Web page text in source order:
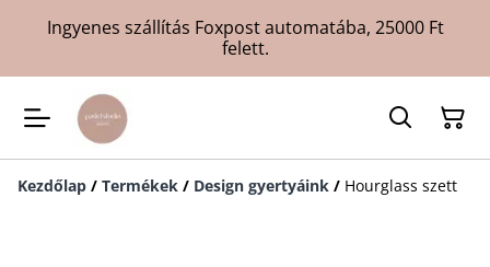
Ingyenes szállítás Foxpost automatába, 25000 Ft
felett.
Kezdőlap / Termékek / Design gyertyáink / Hourglass szett